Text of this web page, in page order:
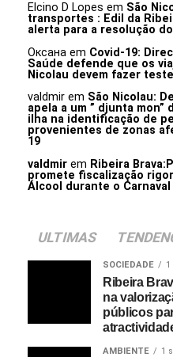
Elcino D Lopes em São
transportes : Edil da
alerta para a resolução
Оксана em Covid-19:
Saúde defende que os
Nicolau devem fazer
valdmir em São Nicolau:
apela a um ” djunta mon”
ilha na identificação de
provenientes de zonas
19
valdmir em Ribeira
promete fiscalização
Álcool durante o Carnaval
ULTIMAS
SOCIEDADE
Ribeira
na
públicos
AMBIENTE 1